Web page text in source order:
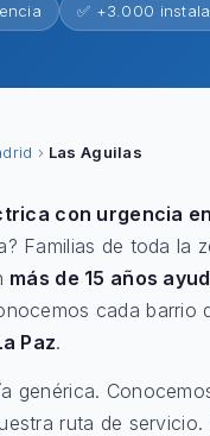
✅ +3.000
› Las Aguilas
con urgencia
Familias de toda la
más de 15 años
cada barrio
Paz.
genérica.
ruta de